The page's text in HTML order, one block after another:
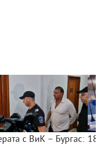
с ВиК – Бургас: 18-